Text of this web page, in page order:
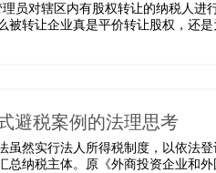
理员对辖区内有股权转让的纳税人
被转让企业真是平价转让股权，还
避税案例的法理思考
然实行法人所得税制度，以依法登
总纳税主体。原《外商投资企业和